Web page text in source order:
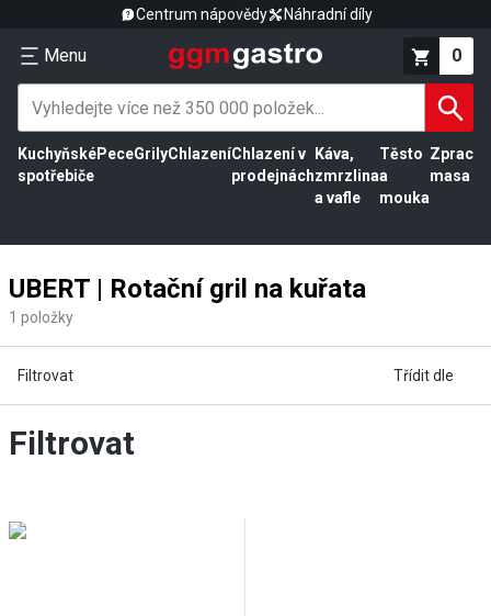
Centrum nápovědy Náhradní díly
Menu 0
Kuchyňské
spotřebiče
PeceGrilyChlazeníChlazení v
prodejnách
Káva,
zmrzlina
a vafle
Těsto
a
mouka
masa
UBERT | Rotační gril na kuřata
1 položky
Filtrovat Třídit dle
Filtrovat